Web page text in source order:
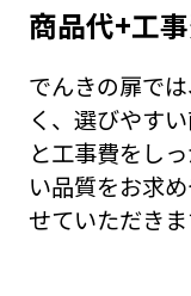
商品代+⼯
でんきの扉で
く、選びやす
と⼯事費をし
い品質をお求
せていただきま